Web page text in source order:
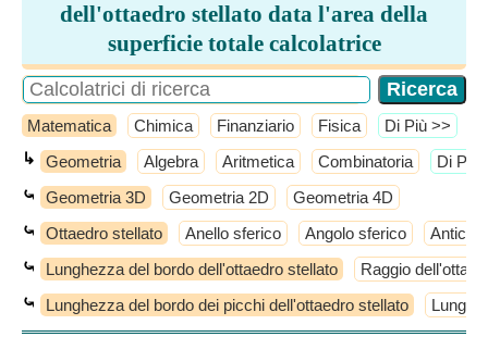
dell'ottaedro stellato data l'area della
superficie totale calcolatrice
Matematica Chimica Finanziario Fisica ​Di Più >>
↳ Geometria Algebra Aritmetica Combinatoria ​Di Più
⤿ Geometria 3D Geometria 2D Geometria 4D
⤿ Ottaedro stellato Anello sferico Angolo sferico
⤿ Lunghezza del bordo dell'ottaedro stellato Raggio
⤿ Lunghezza del bordo dei picchi dell'ottaedro stellato